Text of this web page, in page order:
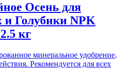
Осень для
и Голубики NPK
кг
минеральное удобрение,
Рекомендуется для всех